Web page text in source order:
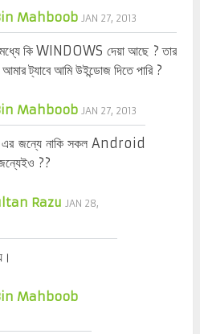
Mahboob JAN 27, 2013
কি WINDOWS দেয়া আছে ? তার
ট্যাবে আমি উইন্ডোজ দিতে পারি ?
Mahboob JAN 27, 2013
এর জন্যে নাকি সকল Android
??
Razu JAN 28,
Mahboob